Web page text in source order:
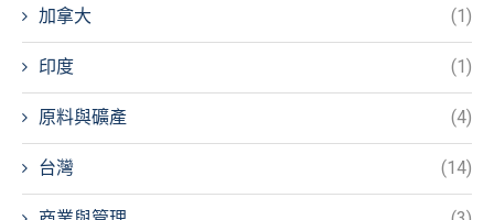
加拿大 (1)
印度 (1)
原料與礦產 (4)
台灣 (14)